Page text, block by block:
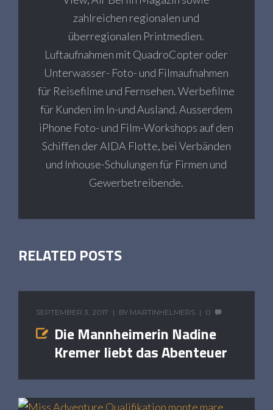
zahlreichen regionalen und
überregionalen Printmedien.
Luftaufnahmen mit QuadroCopter oder
Unterwasser- Foto- und Filmaufnahmen
für Reisefilme und Fernsehen. Werbefilme
für Kunden im In-und Ausland. Ausserdem
iPhone Foto- und Film-Workshops auf den
Schiffen der AIDA Flotte, bei Verbänden
und Inhouse-Schulungen für Firmen und
Gewerbetreibende.
RELATED POSTS
SEPTEMBER 3, 2017 BY MARTINHELMERS 0
Die Mannheimerin Nadine
Kremer liebt das Abenteuer